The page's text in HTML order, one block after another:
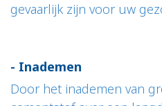
gevaarlijk zijn voor uw
- Inademen
Door het inademen van